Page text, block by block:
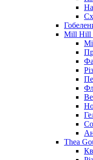
Mill
Thea